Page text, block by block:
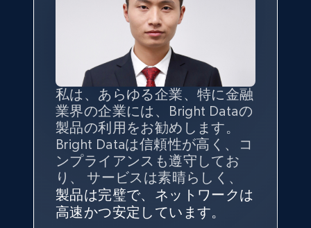
Account id, Nickname, Biography, Awg
engagement rate, Comment engagement rate,
Like engagement rate, Bio link, Predicted lang,
and more.
8.3K+ 963+ 無料トライアル
TikTok - Profiles - Discover by search URL
and country
私は、あらゆる企業、特に金融
業界の企業には、Bright Dataの
製品の利用をお勧めします。
Bright Dataは信頼性が高く、コ
ンプライアンスも遵守してお
り、 サービスは素晴らしく、
製品は完璧で、ネットワークは
高速かつ安定しています。
インターネットから公開ウェブ
データを収集する機能なしで
は、ブランドがすべての媒体に
向けて紹介されたこと、またそ
の展開先を知りえることはでき
インターネットから公開ウェブ
データを収集する機能なしで
は、ブランドがすべての媒体に
向けて紹介されたこと、またそ
の展開先を知りえることはでき
ず、また、Bright Dataのサポー
トなしでは急成長を遂げること
はできなかったでしょう。
私の経験から言えば、Bright
Dataのサービスは極めて貴重な
ものでした。Bright Dataのおか
げで、当社のニーズを満たすの
に十分な公開ウェブデータを収
データの 質 と量を最大限に確
保することが最も重要であり、
そこでBright Dataとtgndataの
組み合わせが威力を発揮しま
す。
George Koutsoudopoulos
CEO at tgndata
信頼性に非常に感銘を受けてお
り、Bright Dataには全体的に大
変満足しています。アカウント
マネージャーとは定期的な連絡
ルートがあり、非常に協力的で
Bright Dataとの提携には大変満
足しております。全てが順調
で、ネットワークは非常に 安定
しており、 カスタマーサービス
にも満足しています。 サポート